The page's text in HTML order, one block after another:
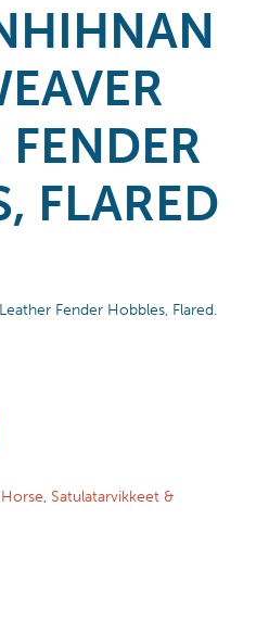
FENDER
FLARED
Fender Hobbles, Flared.
, Satulatarvikkeet &